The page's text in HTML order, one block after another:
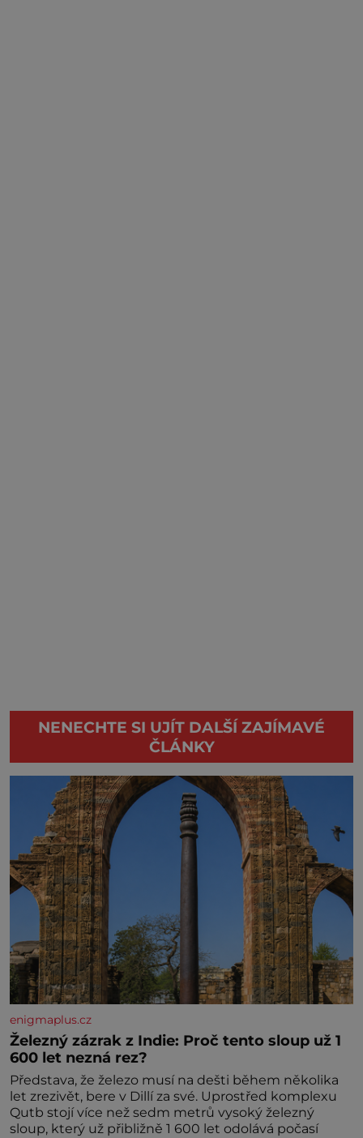
NENECHTE SI UJÍT DALŠÍ ZAJÍMAVÉ
ČLÁNKY
enigmaplus.cz
Železný zázrak z Indie: Proč tento sloup už 1
600 let nezná rez?
Představa, že železo musí na dešti během několika
let zrezivět, bere v Dillí za své. Uprostřed komplexu
Qutb stojí více než sedm metrů vysoký železný
sloup, který už přibližně 1 600 let odolává počasí